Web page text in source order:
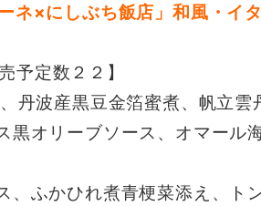
ネ×にしぶち飯店」和風・イ
予定数２２】
丹波産黒豆金箔蜜煮、帆立
黒オリーブソース、オマール
、ふかひれ煮青梗菜添え、ト